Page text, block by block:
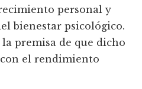
personal y
bienestar psicológico.
premisa de que dicho
el rendimiento